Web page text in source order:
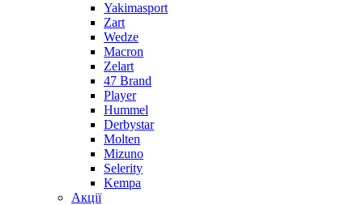
Yakimasport
Zart
Wedze
Macron
Zelart
47 Brand
Player
Hummel
Derbystar
Molten
Mizuno
Selerity
Kempa
Акції